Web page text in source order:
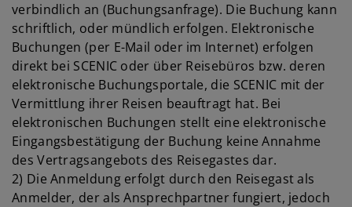
verbindlich an (Buchungsanfrage). Die Buchung kann
schriftlich, oder mündlich erfolgen. Elektronische
Buchungen (per E-Mail oder im Internet) erfolgen
direkt bei SCENIC oder über Reisebüros bzw. deren
elektronische Buchungsportale, die SCENIC mit der
Vermittlung ihrer Reisen beauftragt hat. Bei
elektronischen Buchungen stellt eine elektronische
Eingangsbestätigung der Buchung keine Annahme
des Vertragsangebots des Reisegastes dar.
2) Die Anmeldung erfolgt durch den Reisegast als
Anmelder, der als Ansprechpartner fungiert, jedoch